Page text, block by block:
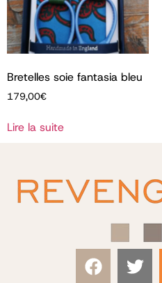
Bretelles soie fantasia bleu
179,00€
Lire la suite